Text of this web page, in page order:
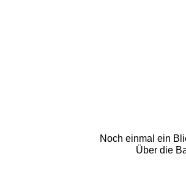
Noch einmal ein
Über die